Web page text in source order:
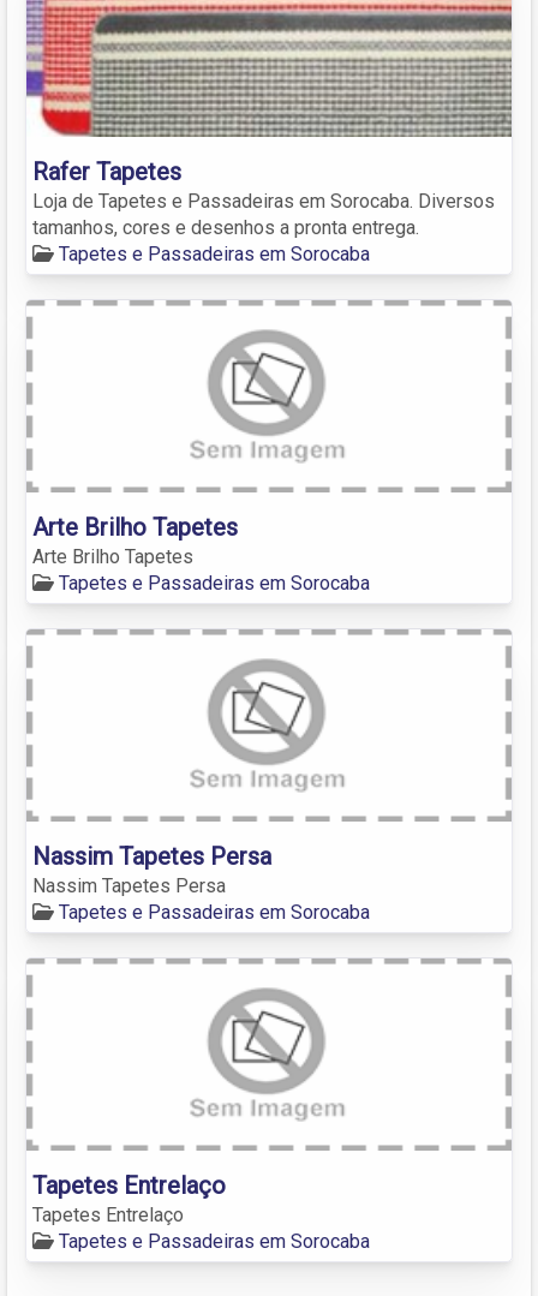
Rafer Tapetes
Loja de Tapetes e Passadeiras em Sorocaba. Diversos
tamanhos, cores e desenhos a pronta entrega.
Tapetes e Passadeiras em Sorocaba
Arte Brilho Tapetes
Arte Brilho Tapetes
Tapetes e Passadeiras em Sorocaba
Nassim Tapetes Persa
Nassim Tapetes Persa
Tapetes e Passadeiras em Sorocaba
Tapetes Entrelaço
Tapetes Entrelaço
Tapetes e Passadeiras em Sorocaba